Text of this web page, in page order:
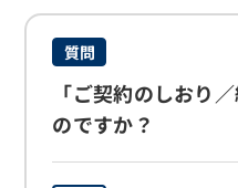
質問
「ご契約のしおり
のですか？